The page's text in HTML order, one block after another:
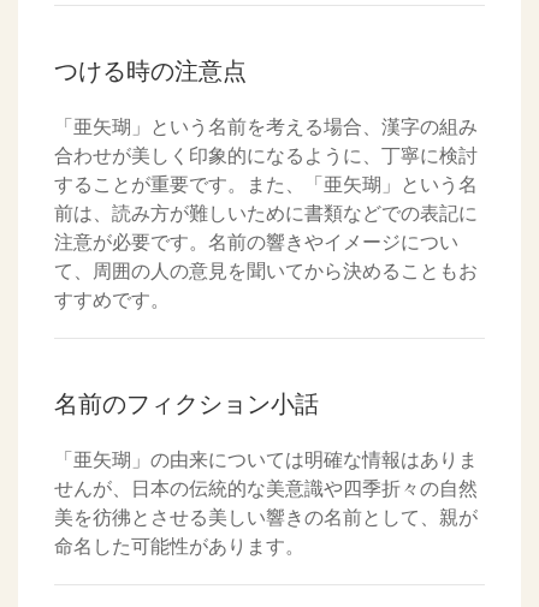
つける時の注意点
「亜矢瑚」という名前を考える場合、漢字の組み
合わせが美しく印象的になるように、丁寧に検討
することが重要です。また、「亜矢瑚」という名
前は、読み方が難しいために書類などでの表記に
注意が必要です。名前の響きやイメージについ
て、周囲の人の意見を聞いてから決めることもお
すすめです。
名前のフィクション小話
「亜矢瑚」の由来については明確な情報はありま
せんが、日本の伝統的な美意識や四季折々の自然
美を彷彿とさせる美しい響きの名前として、親が
命名した可能性があります。